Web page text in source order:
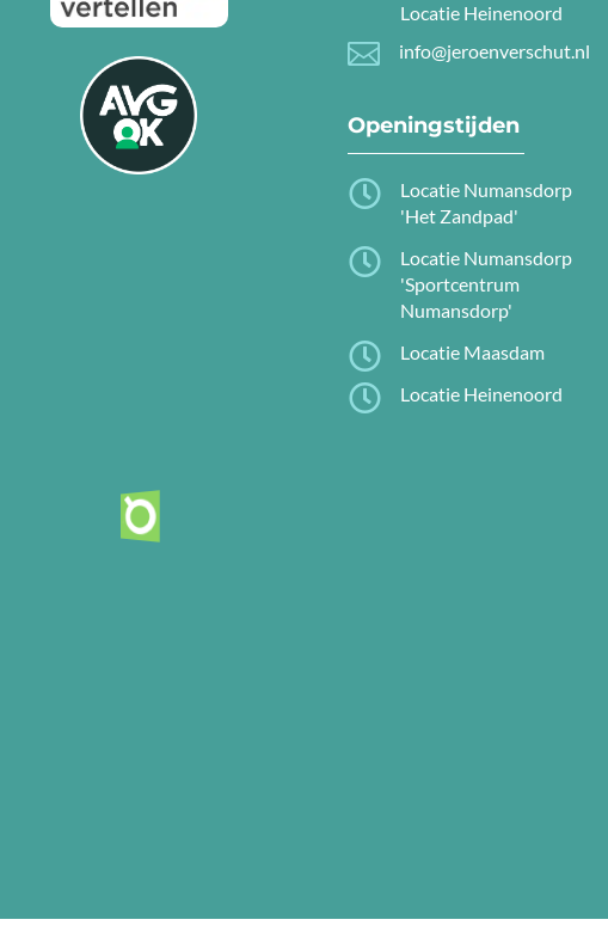
Locatie Heinenoord
 info@jeroenverschut.nl
Openingstijden

Locatie Numansdorp
'Het Zandpad'

Locatie Numansdorp
'Sportcentrum
Numansdorp'
 Locatie Maasdam
 Locatie Heinenoord